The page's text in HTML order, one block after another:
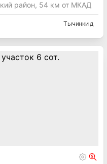
район, 54 км от МКАД
Тычинки д